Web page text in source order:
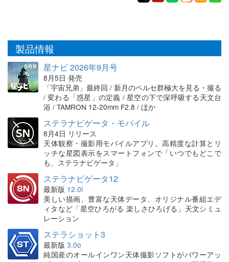
製品情報
星ナビ 2026年9月号
8月5日 発売
「宇宙兄弟」最終回 / 新月のペルセ群極大を見る・撮る
/ 変わる「惑星」の定義 / 星空の下で深呼吸する天文台
浴 / TAMRON 12-20mm F2.8 / ほか
ステラナビゲータ・モバイル
8月4日 リリース
天体観察・撮影用モバイルアプリ。高精度な計算とリ
ッチな星図表示をスマートフォンで「いつでもどこで
も、ステラナビゲータ」
ステラナビゲータ12
最新版 12.0i
美しい描画、豊富な天体データ、オリジナル番組エデ
ィタなど「星空ひろがる 楽しさひろげる」天文シミュ
レーション
ステラショット3
最新版 3.0o
純国産のオールインワン天体撮影ソフトがパワーアッ